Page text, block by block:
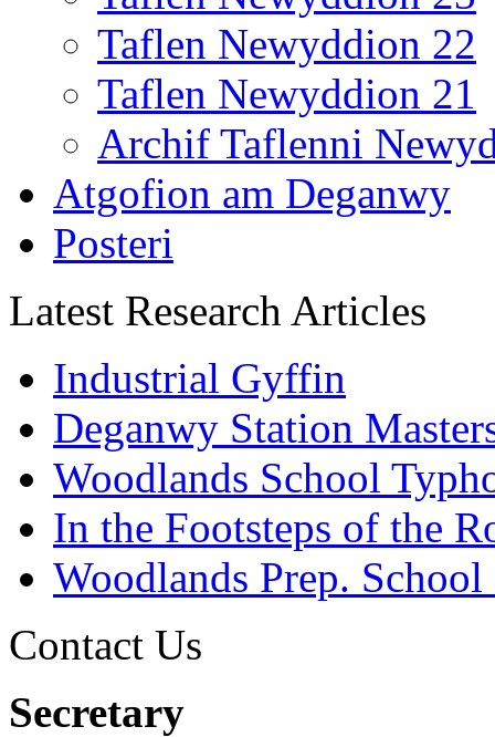
Taflen Newyddion 22
Taflen Newyddion 21
Archif Taflenni
Atgofion am Deganwy
Posteri
Latest Research Articles
Industrial Gyffin
Deganwy Station
Woodlands School
In the Footsteps of the
Woodlands Prep.
Contact Us
Secretary